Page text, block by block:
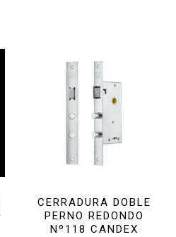
CERRADURA DOBLE
PERNO REDONDO
Nº118 CANDEX